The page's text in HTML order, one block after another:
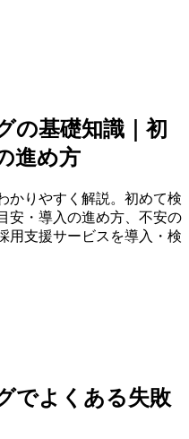
の基礎知識｜初
進め方
かりやすく解説。初めて検
安・導入の進め方、不安の
用支援サービスを導入・検
でよくある失敗